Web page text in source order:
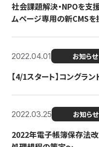
社会課題解決・NPOを支
ムページ専用の新CMSを
2022.04.01 お知らせ
【4/1スタート】コングラ
2022.03.25 お知らせ
2022年電子帳簿保存法